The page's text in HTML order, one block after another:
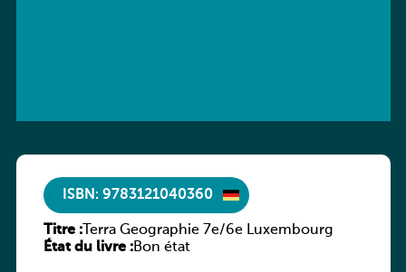
ISBN: 9783121040360
Titre :Terra Geographie 7e/6e Luxembourg
État du livre :Bon état